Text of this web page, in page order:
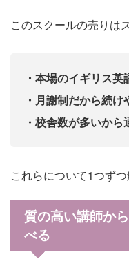
このスクールの売りは
・本場のイギリス英
・月謝制だから続け
・校舎数が多いか
これらについて1つずつ
質の高い講師か
べる